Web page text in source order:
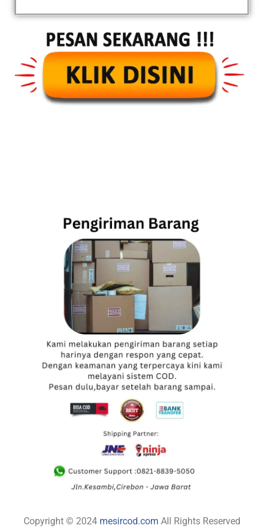
Copyright © 2024 mesircod.com All Rights Reserved